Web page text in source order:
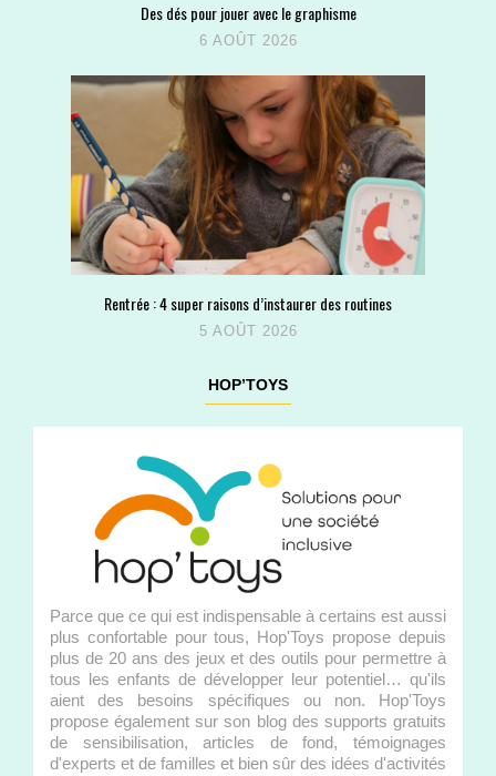
Des dés pour jouer avec le graphisme
6 AOÛT 2026
Rentrée : 4 super raisons d’instaurer des routines
5 AOÛT 2026
HOP’TOYS
Parce que ce qui est indispensable à certains est aussi
plus confortable pour tous, Hop'Toys propose depuis
plus de 20 ans des jeux et des outils pour permettre à
tous les enfants de développer leur potentiel… qu'ils
aient des besoins spécifiques ou non. Hop'Toys
propose également sur son blog des supports gratuits
de sensibilisation, articles de fond, témoignages
d'experts et de familles et bien sûr des idées d'activités